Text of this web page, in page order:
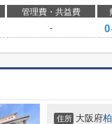
管理費・共益費
- 0
住所 大阪府